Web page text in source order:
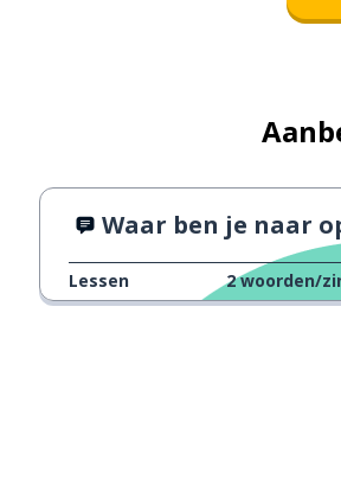
Waar ben je naar op
Lessen 2 woorden/